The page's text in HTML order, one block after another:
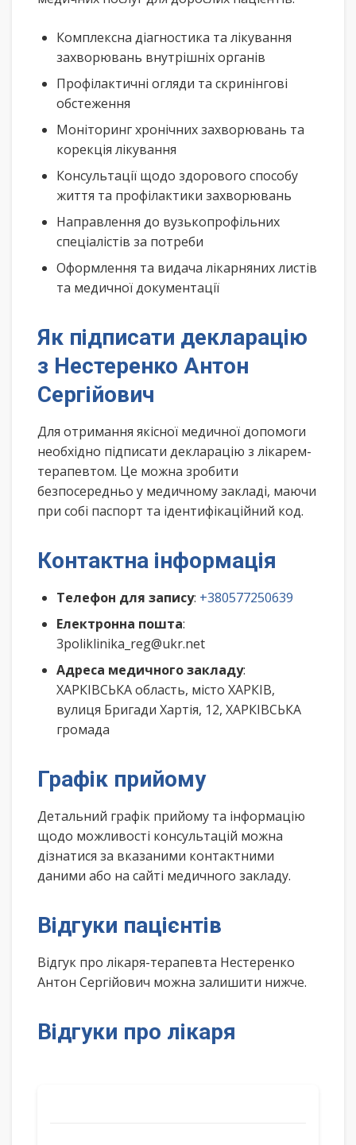
Комплексна діагностика та лікування
захворювань внутрішніх органів
Профілактичні огляди та скринінгові
обстеження
Моніторинг хронічних захворювань та
корекція лікування
Консультації щодо здорового способу
життя та профілактики захворювань
Направлення до вузькопрофільних
спеціалістів за потреби
Оформлення та видача лікарняних листів
та медичної документації
Як підписати декларацію
з Нестеренко Антон
Сергійович
Для отримання якісної медичної допомоги
необхідно підписати декларацію з лікарем-
терапевтом. Це можна зробити
безпосередньо у медичному закладі, маючи
при собі паспорт та ідентифікаційний код.
Контактна інформація
Телефон для запису: +380577250639
Електронна пошта:
3poliklinika_reg@ukr.net
Адреса медичного закладу:
ХАРКІВСЬКА область, місто ХАРКІВ,
вулиця Бригади Хартія, 12, ХАРКІВСЬКА
громада
Графік прийому
Детальний графік прийому та інформацію
щодо можливості консультацій можна
дізнатися за вказаними контактними
даними або на сайті медичного закладу.
Відгуки пацієнтів
Відгук про лікаря-терапевта Нестеренко
Антон Сергійович можна залишити нижче.
Відгуки про лікаря